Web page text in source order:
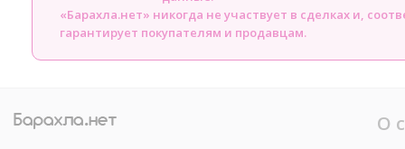
«Барахла.нет» никогда не участвует в сделках и,
гарантирует покупателям и продавцам.
О